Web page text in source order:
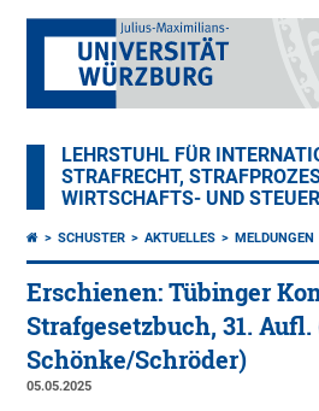
LEHRSTUHL FÜR
STRAFRECHT,
WIRTSCHAFTS- UND
SCHUSTER AKTUELLES MELDUNGEN
Erschienen: Tübinger
Strafgesetzbuch, 31.
Schönke/Schröder)
05.05.2025